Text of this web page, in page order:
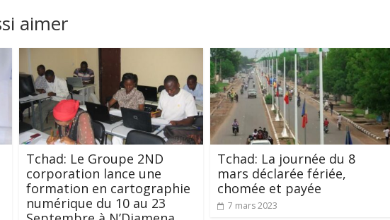
aimer
Tchad: Le Groupe 2ND
corporation lance une
formation en cartographie
numérique du 10 au 23
Tchad: La journée du 8
mars déclarée fériée,
chomée et payée
7 mars 2023